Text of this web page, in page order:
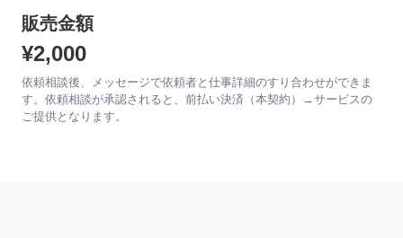
販売金額
¥2,000
依頼相談後、メッセージで依頼者と仕事詳細のすり合わせができま
す。依頼相談が承認されると、前払い決済（本契約）→サービスの
ご提供となります。